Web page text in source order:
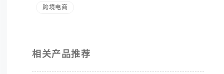
跨境电商
相关产品推荐